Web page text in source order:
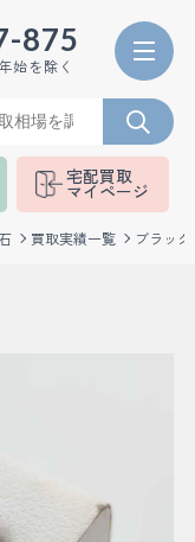
875
始を除く
宅配買取
マイページ
買取実績一覧 ブラッ